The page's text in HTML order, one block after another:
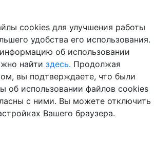
cookies для улучшения работы
удобства его использования.
об использовании
найти здесь. Продолжая
вы подтверждаете, что были
об использовании файлов cookies
с ними. Вы можете отключить
Вашего браузера.